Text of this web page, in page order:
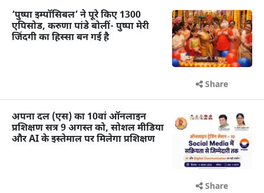
‘पुष्पा इम्पॉसिबल’ ने पूरे किए 1300
एपिसोड, करुणा पांडे बोलीं- पुष्पा मेरी
जिंदगी का हिस्सा बन गई है
Share
अपना दल (एस) का 10वां ऑनलाइन
प्रशिक्षण सत्र 9 अगस्त को, सोशल मीडिया
और AI के इस्तेमाल पर मिलेगा प्रशिक्षण
Share